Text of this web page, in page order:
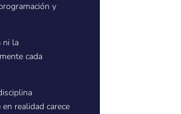
y
ni la
cada
realidad carece